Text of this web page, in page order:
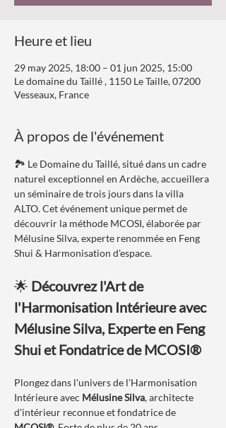
Heure et lieu
29 may 2025, 18:00 – 01 jun 2025, 15:00
Le domaine du Taillé , 1150 Le Taille, 07200
Vesseaux, France
À propos de l'événement
🏞️ Le Domaine du Taillé, situé dans un cadre
naturel exceptionnel en Ardèche, accueillera
un séminaire de trois jours dans la villa
ALTO. Cet événement unique permet de
découvrir la méthode MCOSI, élaborée par
Mélusine Silva, experte renommée en Feng
Shui & Harmonisation d'espace.
🌟 Découvrez l'Art de
l'Harmonisation Intérieure avec
Mélusine Silva, Experte en Feng
Shui et Fondatrice de MCOSI®
Plongez dans l'univers de l'Harmonisation
Intérieure avec Mélusine Silva, architecte
d'intérieur reconnue et fondatrice de